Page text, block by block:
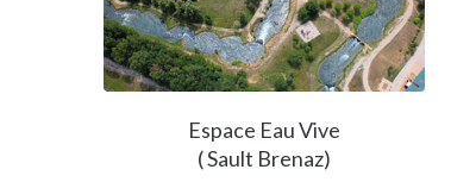
Espace Eau Vive
( Sault Brenaz)